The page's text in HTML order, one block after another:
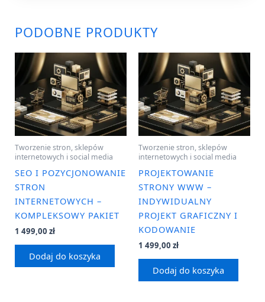
PODOBNE PRODUKTY
Tworzenie stron, sklepów
internetowych i social media
SEO I POZYCJONOWANIE
STRON
INTERNETOWYCH –
KOMPLEKSOWY PAKIET
1 499,00 zł
Dodaj do koszyka
Tworzenie stron, sklepów
internetowych i social media
PROJEKTOWANIE
STRONY WWW –
INDYWIDUALNY
PROJEKT GRAFICZNY I
KODOWANIE
1 499,00 zł
Dodaj do koszyka